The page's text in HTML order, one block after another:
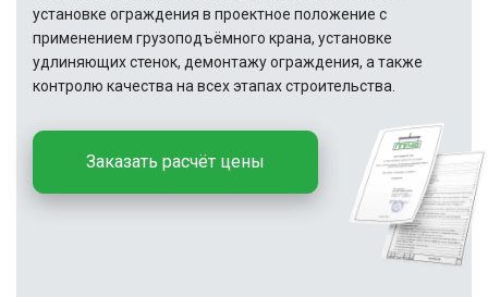
установке ограждения в проектное положение с
применением грузоподъёмного крана, установке
удлиняющих стенок, демонтажу ограждения, а также
контролю качества на всех этапах строительства.
Заказать расчёт цены